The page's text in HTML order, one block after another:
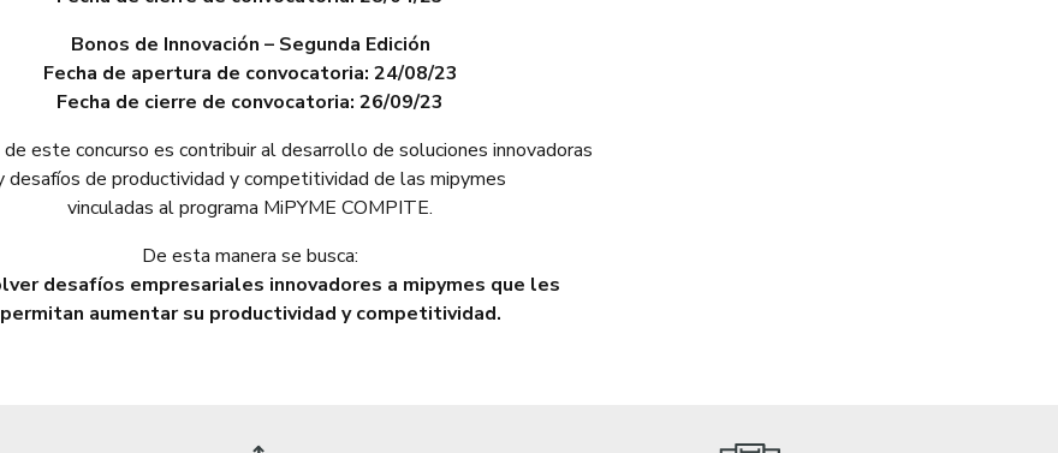
Bonos de Innovación – Segunda Edición
Fecha de apertura de convocatoria: 24/08/23
Fecha de cierre de convocatoria: 26/09/23
este concurso es contribuir al desarrollo de soluciones innovadoras
desafíos de productividad y competitividad de las mipymes
vinculadas al programa MiPYME COMPITE.
De esta manera se busca:
desafíos empresariales innovadores a mipymes que les
permitan aumentar su productividad y competitividad.